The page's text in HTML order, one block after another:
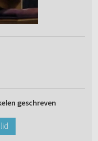
geschreven